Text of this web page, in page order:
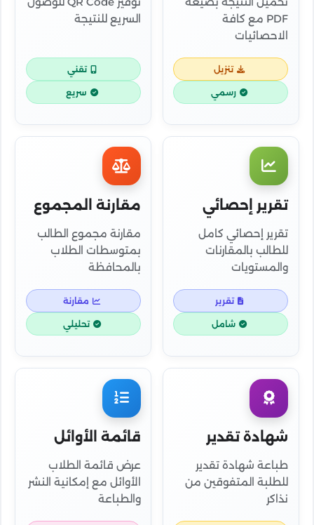
PDF مع كافة
الاحصائيات
تنزيل
رسمي
السريع للنتيجة
تقني
سريع
تقرير إحصائي
تقرير إحصائي كامل
للطالب بالمقارنات
والمستويات
تقرير
شامل
مقارنة المجموع
مقارنة مجموع الطالب
بمتوسطات الطلاب
بالمحافظة
مقارنة
تحليلي
شهادة تقدير
طباعة شهادة تقدير
للطلبة المتفوقين من
نذاكر
قائمة الأوائل
عرض قائمة الطلاب
الأوائل مع إمكانية النشر
والطباعة